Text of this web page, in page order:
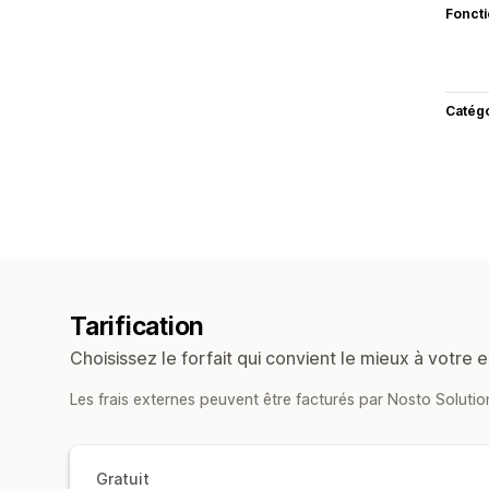
Tarification
Choisissez le forfait qui convient le mieux à votre
Les frais externes peuvent être facturés par Nosto
Gratuit